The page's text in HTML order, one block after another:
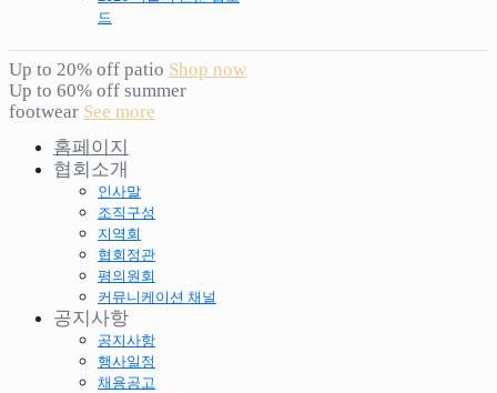
드
Up to 20% off patio Shop now
Up to 60% off summer
footwear See more
홈페이지
협회소개
인사말
조직구성
지역회
협회정관
평의원회
커뮤니케이션 채널
공지사항
공지사항
행사일정
채용공고